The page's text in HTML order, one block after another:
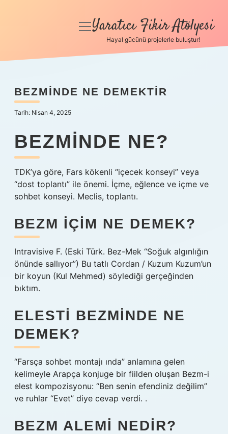
Anasayfa
Yasal Uyarı
menüyü
Yaratıcı Fikir Atölyesi
Hayal gücünü projelerle buluştur!
BEZMINDE NE DEMEKTIR
Tarih: Nisan 4, 2025
BEZMINDE NE?
TDK’ya göre, Fars kökenli “içecek konseyi” veya
“dost toplantı” ile önemi. İçme, eğlence ve içme ve
sohbet konseyi. Meclis, toplantı.
BEZM IÇIM NE DEMEK?
Intravisive F. (Eski Türk. Bez-Mek “Soğuk algınlığın
önünde sallıyor”) Bu tatlı Cordan / Kuzum Kuzum’un
bir koyun (Kul Mehmed) söylediği gerçeğinden
bıktım.
ELESTI BEZMINDE NE
DEMEK?
“Farsça sohbet montajı ında” anlamına gelen
kelimeyle Arapça konjuge bir fiilden oluşan Bezm-i
elest kompozisyonu: “Ben senin efendiniz değilim”
ve ruhlar “Evet” diye cevap verdi. .
BEZM ALEMI NEDIR?